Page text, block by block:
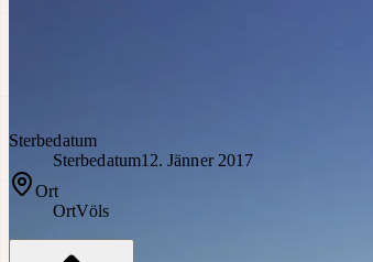
Sterbedatum
Sterbedatum12. Jänner 2017
Ort
OrtVöls